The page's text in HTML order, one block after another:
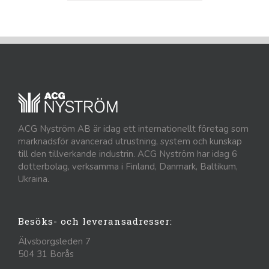
ACG Nyström AB är idag ett internationellt företag som
marknadsför avancerad utrustning, system och kunskap
till den tillverkande industrin. ACG Nyström har idag 6
dotterbolag, verksamma i Finland, Danmark, Baltikum,
Ukraina.
Besöks- och leveransadresser:
Älvsborgsleden 7
504 31 Borås